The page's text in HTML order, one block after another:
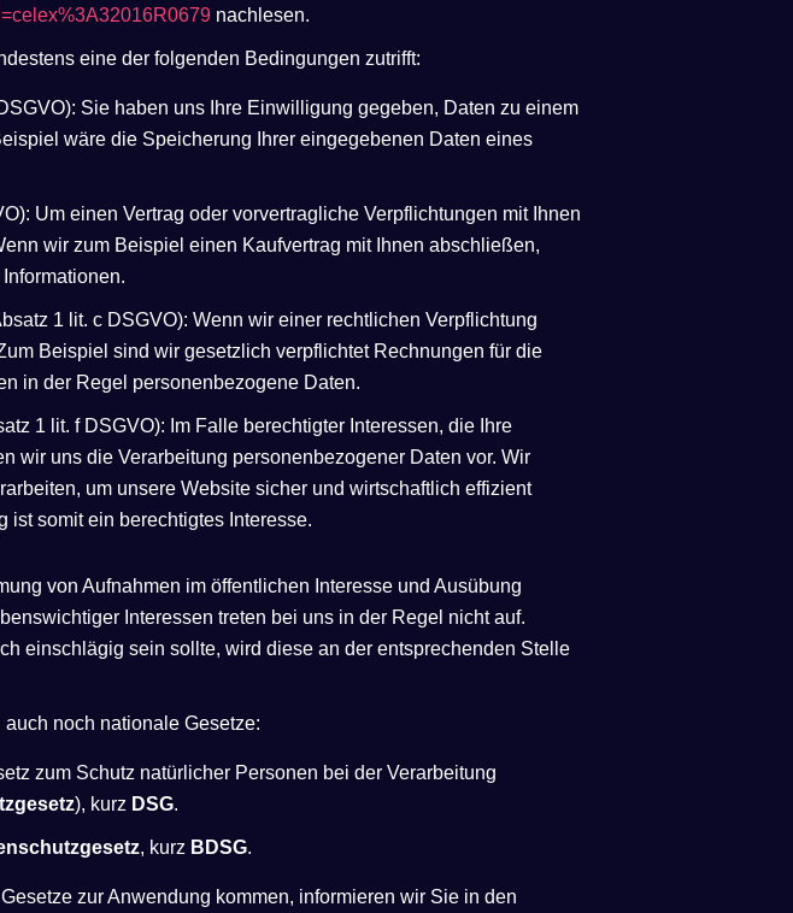
nachlesen.
eine der folgenden Bedingungen zutrifft:
Sie haben uns Ihre Einwilligung gegeben, Daten zu einem
wäre die Speicherung Ihrer eingegebenen Daten eines
Um einen Vertrag oder vorvertragliche Verpflichtungen mit Ihnen
wir zum Beispiel einen Kaufvertrag mit Ihnen abschließen,
1 lit. c DSGVO): Wenn wir einer rechtlichen Verpflichtung
Beispiel sind wir gesetzlich verpflichtet Rechnungen für die
in der Regel personenbezogene Daten.
1 lit. f DSGVO): Im Falle berechtigter Interessen, die Ihre
wir uns die Verarbeitung personenbezogener Daten vor. Wir
um unsere Website sicher und wirtschaftlich effizient
ist somit ein berechtigtes Interesse.
von Aufnahmen im öffentlichen Interesse und Ausübung
Interessen treten bei uns in der Regel nicht auf.
einschlägig sein sollte, wird diese an der entsprechenden Stelle
noch nationale Gesetze:
zum Schutz natürlicher Personen bei der Verarbeitung
), kurz DSG.
, kurz BDSG.
zur Anwendung kommen, informieren wir Sie in den